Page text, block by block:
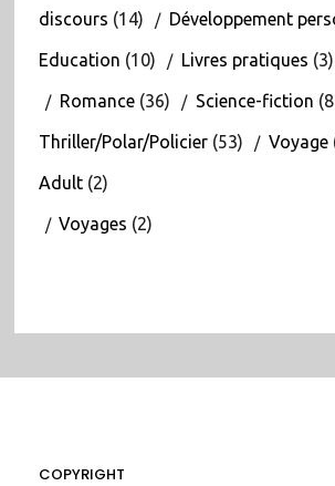
discours (14) Développement
Education (10) Livres pratiques (3)
Romance(36) Science-fiction
Thriller/Polar/Policier(53) Voyage
Adult(2)
Voyages (2)
COPYRIGHT